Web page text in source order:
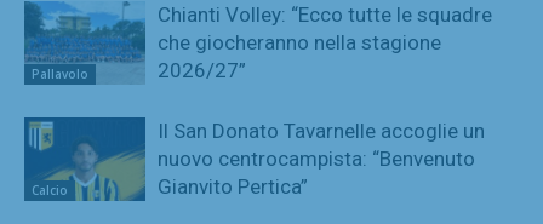
Pallavolo
Chianti Volley: “Ecco tutte le squadre
che giocheranno nella stagione
2026/27”
Calcio
Il San Donato Tavarnelle accoglie un
nuovo centrocampista: “Benvenuto
Gianvito Pertica”